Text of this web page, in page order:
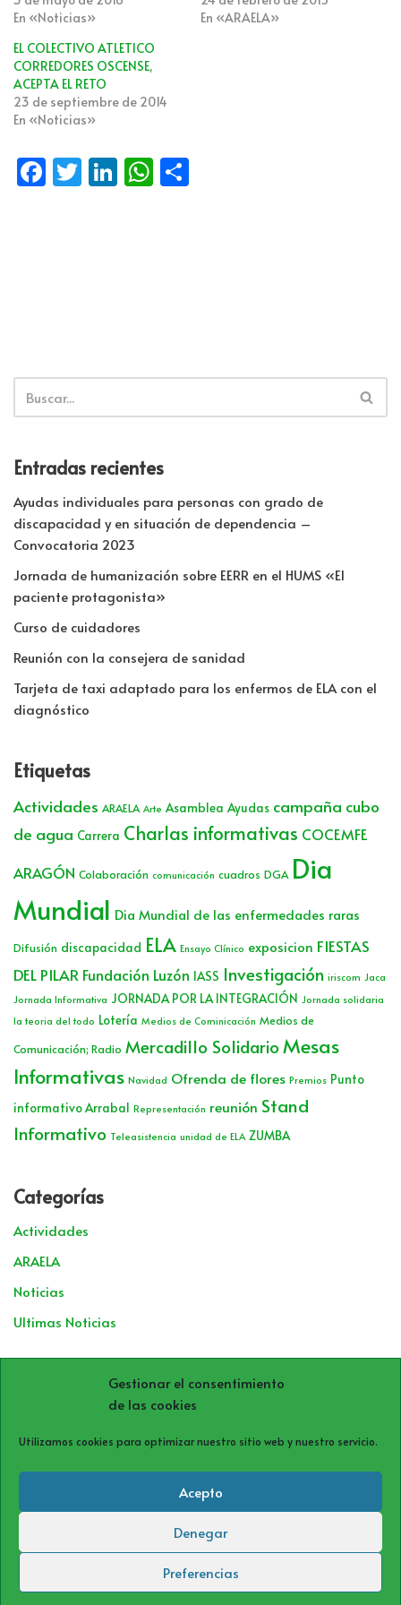
Gestionar el consentimiento
de las cookies
Utilizamos cookies para optimizar nuestro sitio web y nuestro servicio.
Acepto
Denegar
Preferencias
En «Noticias»
En «ARAELA»
EL COLECTIVO ATLETICO
CORREDORES OSCENSE,
ACEPTA EL RETO
23 de septiembre de 2014
En «Noticias»
Fa T Li W
Entradas recientes
Ayudas individuales para personas con grado de
discapacidad y en situación de dependencia –
Convocatoria 2023
Jornada de humanización sobre EERR en el HUMS «El
paciente protagonista»
Curso de cuidadores
Reunión con la consejera de sanidad
Tarjeta de taxi adaptado para los enfermos de ELA con el
diagnóstico
Etiquetas
Actividades ARAELA Arte Asamblea Ayudas campaña cubo
de agua Carrera Charlas informativas COCEMFE
ARAGÓN Colaboración comunicación cuadros DGA Dia
Mundial Dia Mundial de las enfermedades raras
Difusión discapacidad ELA Ensayo Clínico exposicion FIESTAS
DEL PILAR Fundación Luzón IASS Investigación iriscom Jaca
Jornada Informativa JORNADA POR LA INTEGRACIÓN Jornada solidaria
la teoria del todo Lotería Medios de Cominicación Medios de
Comunicación; Radio Mercadillo SolidarioMesas
Informativas Navidad Ofrenda de flores Premios Punto
informativo Arrabal Representación reunión Stand
Informativo Teleasistencia unidad de ELA ZUMBA
Categorías
Actividades
ARAELA
Noticias
Ultimas Noticias
Política de privacidad
Aviso Legal
Neve| Funciona gracias aWordPress